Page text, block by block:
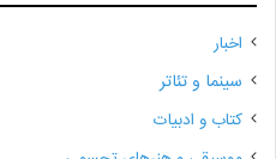
اخبار
سینما و تئاتر
کتاب و ادبیات